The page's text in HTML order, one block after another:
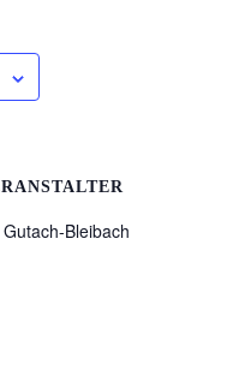
Bleibach